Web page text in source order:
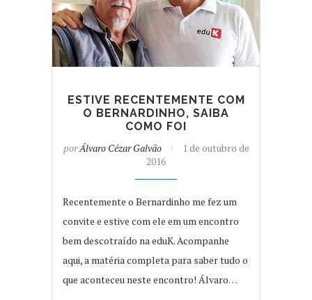
ESTIVE RECENTEMENTE COM
O BERNARDINHO, SAIBA
COMO FOI
porÁlvaro Cézar Galvão
1 de outubro de
2016
Recentemente o Bernardinho me fez um
convite e estive com ele em um encontro
bem descotraído na eduK. Acompanhe
aqui, a matéria completa para saber tudo o
que aconteceu neste encontro! Álvaro…